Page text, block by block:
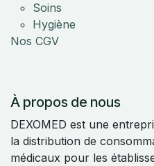
Soins
Hygiène
Nos CGV
À propos de nous
DEXOMED est une
la distribution de
médicaux pour les